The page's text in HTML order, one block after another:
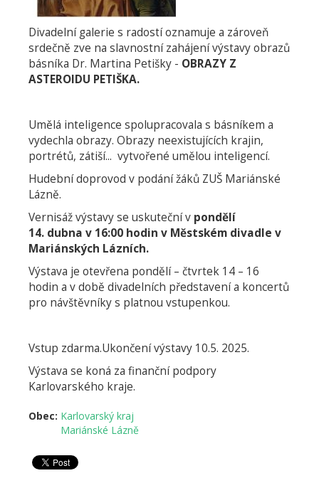
Divadelní galerie s radostí oznamuje a zároveň
srdečně zve na slavnostní zahájení výstavy obrazů
básníka Dr. Martina Petišky - OBRAZY Z
ASTEROIDU PETIŠKA.
Umělá inteligence spolupracovala s básníkem a
vydechla obrazy. Obrazy neexistujících krajin,
portrétů, zátiší... vytvořené umělou inteligencí.
Hudební doprovod v podání žáků ZUŠ Mariánské
Lázně.
Vernisáž výstavy se uskuteční v pondělí
14. dubna v 16:00 hodin v Městském divadle v
Mariánských Lázních.
Výstava je otevřena pondělí – čtvrtek 14 – 16
hodin a v době divadelních představení a koncertů
pro návštěvníky s platnou vstupenkou.
Vstup zdarma.Ukončení výstavy 10.5. 2025.
Výstava se koná za finanční podpory
Karlovarského kraje.
Obec: Karlovarský kraj
Mariánské Lázně